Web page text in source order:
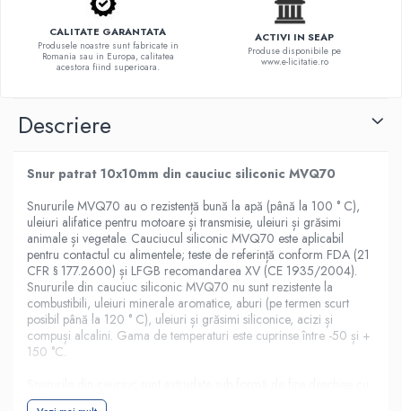
CALITATE GARANTATA
Produsele noastre sunt fabricate in
Romania sau in Europa, calitatea
acestora fiind superioara.
ACTIVI IN SEAP
Produse disponibile pe
www.e-licitatie.ro
Descriere
Snur patrat 10x10mm din cauciuc siliconic MVQ70
Snururile MVQ70 au o rezistență bună la apă (până la 100 ° C),
uleiuri alifatice pentru motoare și transmisie, uleiuri și grăsimi
animale și vegetale. Cauciucul siliconic MVQ70 este aplicabil
pentru contactul cu alimentele; teste de referință conform FDA (21
CFR § 177.2600) și LFGB recomandarea XV (CE 1935/2004).
Snururile din cauciuc siliconic MVQ70 nu sunt rezistente la
combustibili, uleiuri minerale aromatice, aburi (pe termen scurt
posibil până la 120 ° C), uleiuri și grăsimi siliconice, acizi și
compuși alcalini. Gama de temperaturi este cuprinse între -50 și +
150 °C.
secțiune circulară. Snurul își atinge efectul de etanșare prin